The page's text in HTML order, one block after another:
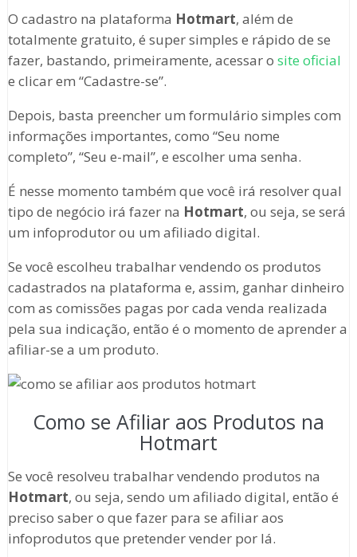
O cadastro na plataforma Hotmart, além de
totalmente gratuito, é super simples e rápido de se
fazer, bastando, primeiramente, acessar o site oficial
e clicar em “Cadastre-se”.
Depois, basta preencher um formulário simples com
informações importantes, como “Seu nome
completo”, “Seu e-mail”, e escolher uma senha.
É nesse momento também que você irá resolver qual
tipo de negócio irá fazer na Hotmart, ou seja, se será
um infoprodutor ou um afiliado digital.
Se você escolheu trabalhar vendendo os produtos
cadastrados na plataforma e, assim, ganhar dinheiro
com as comissões pagas por cada venda realizada
pela sua indicação, então é o momento de aprender a
afiliar-se a um produto.
Como se Afiliar aos Produtos na
Hotmart
Se você resolveu trabalhar vendendo produtos na
Hotmart, ou seja, sendo um afiliado digital, então é
preciso saber o que fazer para se afiliar aos
infoprodutos que pretender vender por lá.